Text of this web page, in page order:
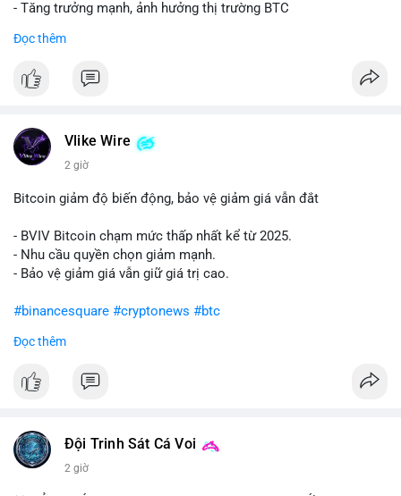
- Tăng trưởng mạnh, ảnh hưởng thị trường BTC
#binancesquare
$btc
📰 Nguồn: Cointelegraph
Đọc thêm
Vlike Wire
2 giờ
Bitcoin giảm độ biến động, bảo vệ giảm giá vẫn đắt
- BVIV Bitcoin chạm mức thấp nhất kể từ 2025.
- Nhu cầu quyền chọn giảm mạnh.
- Bảo vệ giảm giá vẫn giữ giá trị cao.
#binancesquare #cryptonews #btc
$btc
#vlikevn #titanbot
Đọc thêm
Đội Trinh Sát Cá Voi
2 giờ